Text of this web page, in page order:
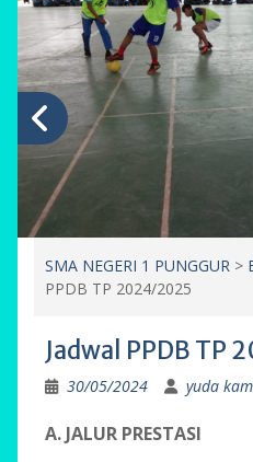
SMA NEGERI 1 PUNGGUR >
PPDB TP 2024/2025
Jadwal PPDB TP
30/05/2024 yuda
A. JALUR PRESTASI